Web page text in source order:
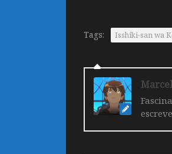
Tags: Isshiki-san wa